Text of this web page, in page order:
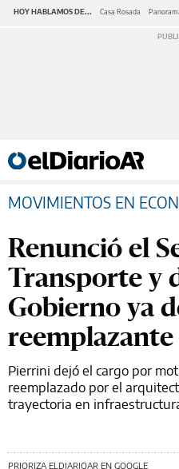
HOY HABLAMOS DE... Casa Rosada
MOVIMIENTOS EN
Renunció el
Transporte y
Gobierno ya
reemplazante
Pierrini dejó el cargo por
reemplazado por el
trayectoria en
PRIORIZA ELDIARIOAR EN GOOGLE